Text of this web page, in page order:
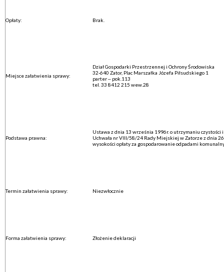
Opłaty: Brak.
Miejsce załatwienia sprawy:
Dział Gospodarki Przestrzennej i Ochrony Środowiska
32-640 Zator, Plac Marszałka Józefa Piłsudskiego 1
parter – pok.113
tel. 33 8412 215 wew.28
Podstawa prawna:
Ustawa z dnia 13 września 1996r. o utrzymaniu czystości
Uchwała nr VIII/58/24 Rady Miejskiej w Zatorze z dnia
wysokości opłaty za gospodarowanie odpadami
Termin załatwienia sprawy: Niezwłocznie
Forma załatwienia sprawy: Złożenie deklaracji